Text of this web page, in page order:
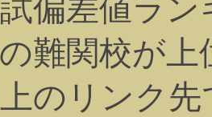
偏差値ラ
の難関校が
のリンク